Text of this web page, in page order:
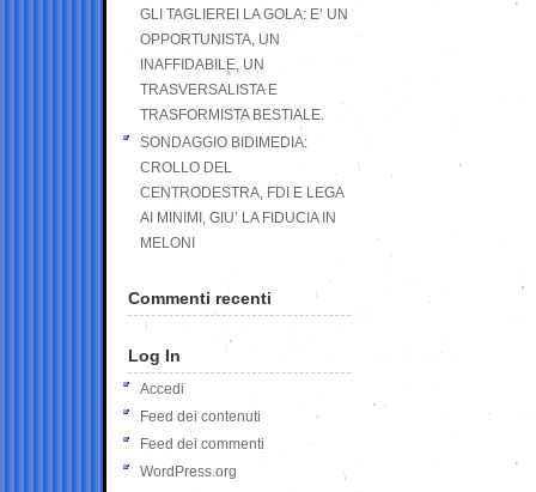
GLI TAGLIEREI LA GOLA: E’ UN
OPPORTUNISTA, UN
INAFFIDABILE, UN
TRASVERSALISTA E
TRASFORMISTA BESTIALE.
SONDAGGIO BIDIMEDIA:
CROLLO DEL
CENTRODESTRA, FDI E LEGA
AI MINIMI, GIU’ LA FIDUCIA IN
MELONI
Commenti recenti
Log In
Accedi
Feed dei contenuti
Feed dei commenti
WordPress.org